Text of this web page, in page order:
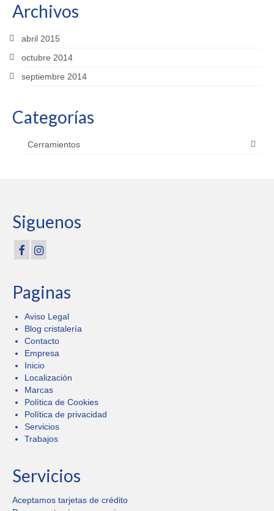
Archivos
abril 2015
octubre 2014
septiembre 2014
Categorías
Cerramientos
Siguenos
Paginas
Aviso Legal
Blog cristalería
Contacto
Empresa
Inicio
Localización
Marcas
Política de Cookies
Política de privacidad
Servicios
Trabajos
Servicios
Aceptamos tarjetas de crédito